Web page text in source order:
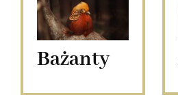
Bażanty